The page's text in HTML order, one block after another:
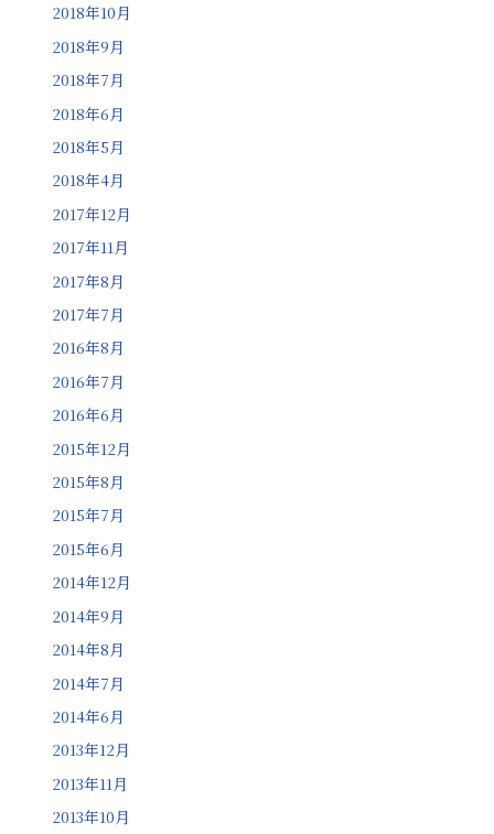
2018年10月
2018年9月
2018年7月
2018年6月
2018年5月
2018年4月
2017年12月
2017年11月
2017年8月
2017年7月
2016年8月
2016年7月
2016年6月
2015年12月
2015年8月
2015年7月
2015年6月
2014年12月
2014年9月
2014年8月
2014年7月
2014年6月
2013年12月
2013年11月
2013年10月